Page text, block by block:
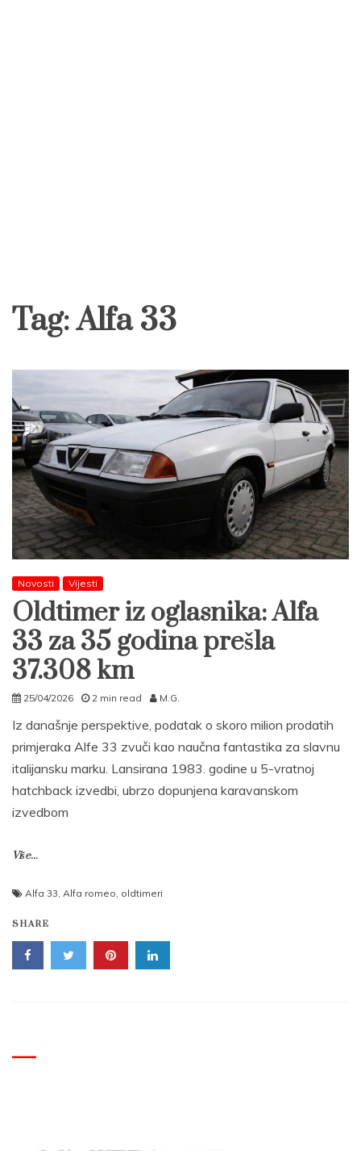
Tag:Alfa 33
Novosti Vijesti
Oldtimer iz oglasnika: Alfa
33 za 35 godina prešla
37.308 km
25/04/2026 2 min read M.G.
Iz današnje perspektive, podatak o skoro milion prodatih
primjeraka Alfe 33 zvuči kao naučna fantastika za slavnu
italijansku marku. Lansirana 1983. godine u 5-vratnoj
hatchback izvedbi, ubrzo dopunjena karavanskom
izvedbom
Više...
Alfa 33, Alfa romeo, oldtimeri
SHARE